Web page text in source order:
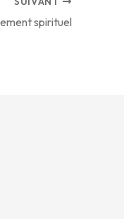
spirituel